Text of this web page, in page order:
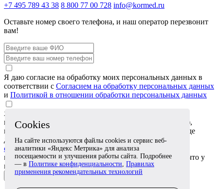
+7 495 789 43 38 8 800 77 00 728 info@kormed.ru
Оставьте номер своего телефона, и наш оператор перезвонит
вам!
Я даю согласие на обработку моих персональных данных в
соответствии с Согласием на обработку персональных данных
и Политикой в отношении обработки персональных данных
Я даю согласие на обработку специальных категорий
персональных данных (сведений о состоянии здоровья),
которые я сообщаю в обращении или прикрепляю в виде
документов, в соответствии с Согласием на обработку
специальных категорий персональных данных
подтверждаю, что эти сведения относятся ко мне либо что у
меня есть согласие лица, к которому они относятся
Отправить заявку
Cookies
На сайте используются файлы cookies и сервис веб-
аналитики «Яндекс Метрика» для анализа
посещаемости и улучшения работы сайта. Подробнее
— в Политике конфиденциальности, Правилах
применения рекомендательных технологий